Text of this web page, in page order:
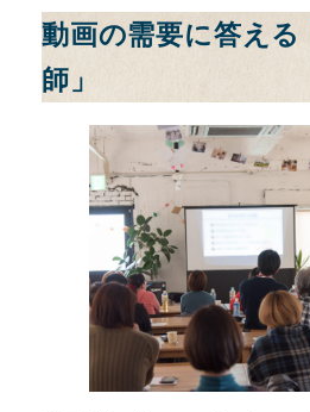
動画の需要に答え
師」